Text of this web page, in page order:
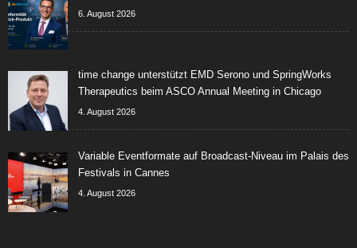
6. August 2026
time change unterstützt EMD Serono und SpringWorks
Therapeutics beim ASCO Annual Meeting in Chicago
4. August 2026
Variable Eventformate auf Broadcast-Niveau im Palais des
Festivals in Cannes
4. August 2026